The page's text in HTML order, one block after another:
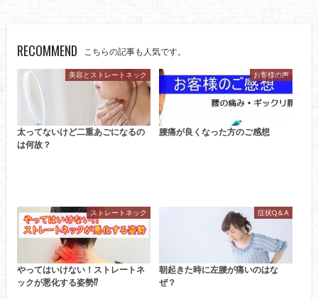
RECOMMEND こちらの記事も人気です。
美容とストレートネック
太ってないけど二重あごになるの
は何故？
お客様の声
腰痛が良くなった方のご感想
ストレートネック
やってはいけない！ストレートネ
ックが悪化する姿勢⁉
症状Q＆A
朝起きた時に左腰が痛いのはな
ぜ？